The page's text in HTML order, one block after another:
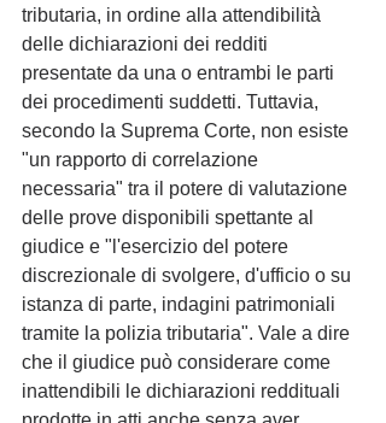
tributaria, in ordine alla attendibilità
delle dichiarazioni dei redditi
presentate da una o entrambi le parti
dei procedimenti suddetti. Tuttavia,
secondo la Suprema Corte, non esiste
"un rapporto di correlazione
necessaria" tra il potere di valutazione
delle prove disponibili spettante al
giudice e "l'esercizio del potere
discrezionale di svolgere, d'ufficio o su
istanza di parte, indagini patrimoniali
tramite la polizia tributaria". Vale a dire
che il giudice può considerare come
inattendibili le dichiarazioni reddituali